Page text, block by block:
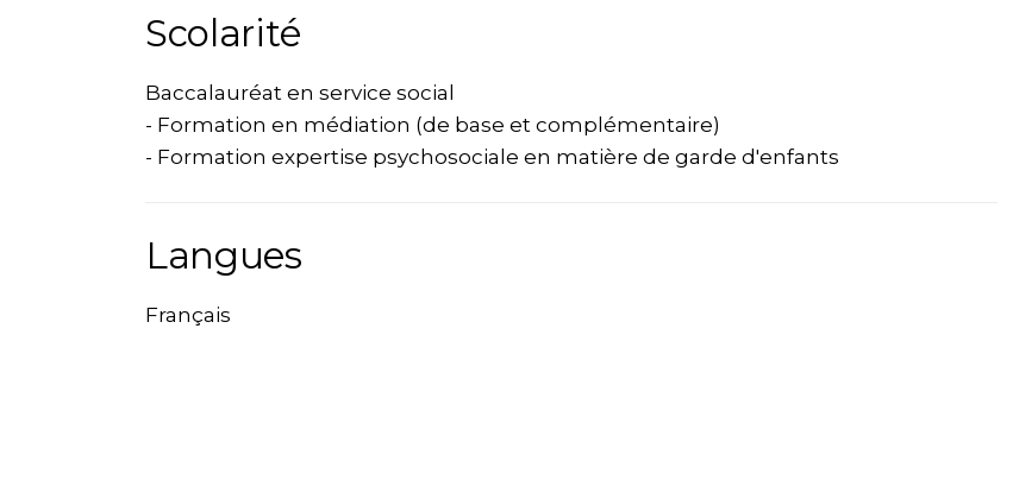
Scolarité
Baccalauréat en service social
- Formation en médiation (de base et complémentaire)
- Formation expertise psychosociale en matière de garde d'enfants
Langues
Français